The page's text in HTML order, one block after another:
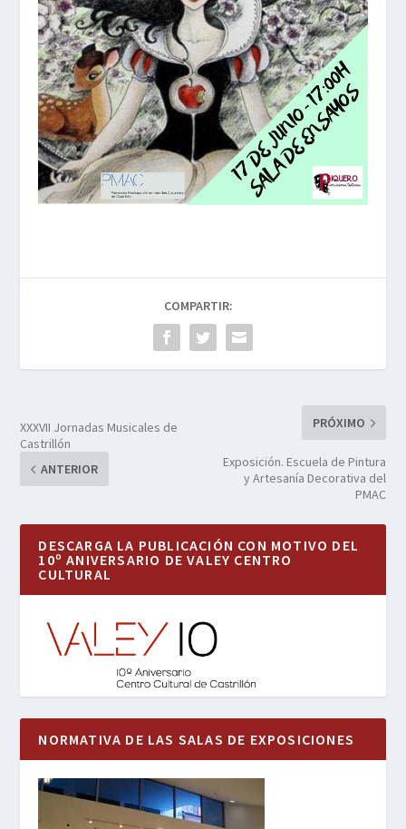
COMPARTIR:
XXXVII Jornadas Musicales de
Castrillón
ANTERIOR
PRÓXIMO
Exposición. Escuela de Pintura
y Artesanía Decorativa del
PMAC
DESCARGA LA PUBLICACIÓN CON MOTIVO DEL
10º ANIVERSARIO DE VALEY CENTRO
CULTURAL
NORMATIVA DE LAS SALAS DE EXPOSICIONES